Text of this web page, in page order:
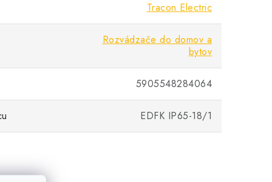
Tracon Electric
Rozvádzače do domov a
bytov
5905548284064
EDFK IP65-18/1